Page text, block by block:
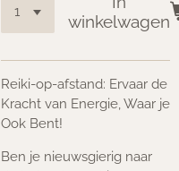
winkelwagen
Reiki-op-afstand: Ervaar de
Kracht van Energie, Waar je
Ook Bent!
Ben je nieuwsgierig naar